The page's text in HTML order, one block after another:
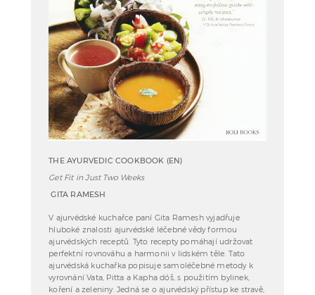
THE AYURVEDIC COOKBOOK (EN)
Get Fit in Just Two Weeks
GITA RAMESH
V ajurvédské kuchařce paní Gita Ramesh vyjadřuje
hluboké znalosti ajurvédské léčebné vědy formou
ajurvédských receptů. Tyto recepty pomáhají udržovat
perfektní rovnováhu a harmonii v lidském těle. Tato
ajurvédská kuchařka popisuje samoléčebné metody k
vyrovnání Vata, Pitta a Kapha dóš, s použitím bylinek,
koření a zeleniny. Jedná se o ajurvédský přístup ke stravě,